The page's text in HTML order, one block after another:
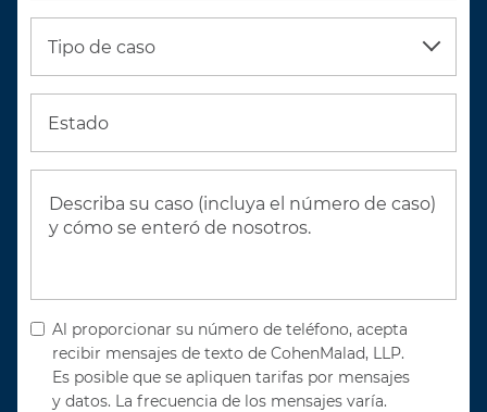
Tipo de caso
Estado
Al proporcionar su número de teléfono, acepta
recibir mensajes de texto de CohenMalad, LLP.
Es posible que se apliquen tarifas por mensajes
y datos. La frecuencia de los mensajes varía.